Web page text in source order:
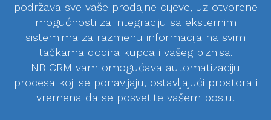
podržava sve vaše prodajne ciljeve, uz otvorene
mogućnosti za integraciju sa eksternim
sistemima za razmenu informacija na svim
tačkama dodira kupca i vašeg biznisa.
NB CRM vam omogućava automatizaciju
procesa koji se ponavljaju, ostavljajući prostora i
vremena da se posvetite vašem poslu.